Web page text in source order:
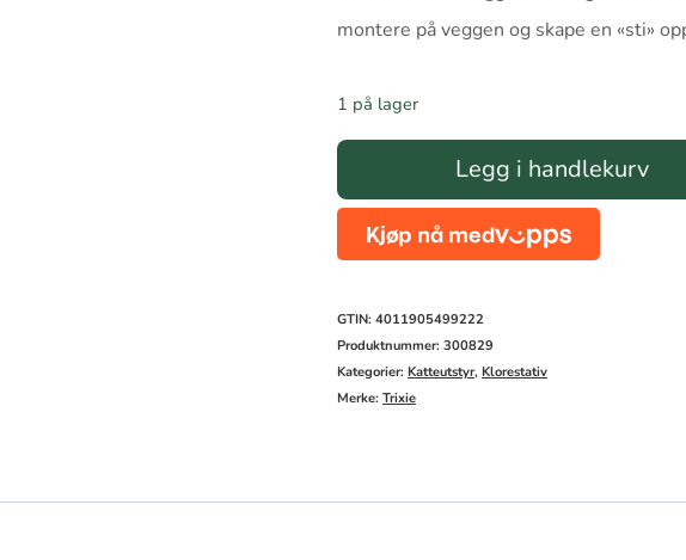
montere på veggen og skape en «sti»
1 på lager
for
veggmontering
Legg i handlekurv
GTIN: 4011905499222
Produktnummer:300829
Kategorier:Katteutstyr,Klorestativ
Merke:Trixie